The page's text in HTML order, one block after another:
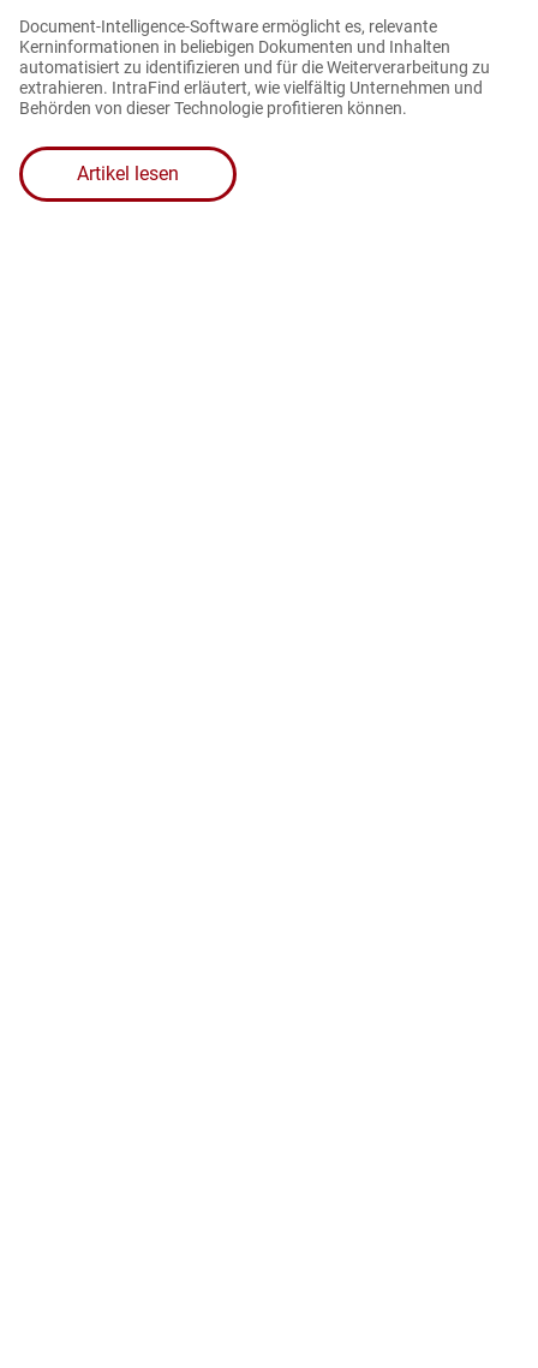
Document-Intelligence-Software ermöglicht es, relevante
Kerninformationen in beliebigen Dokumenten und Inhalten
automatisiert zu identifizieren und für die Weiterverarbeitung zu
extrahieren. IntraFind erläutert, wie vielfältig Unternehmen und
Behörden von dieser Technologie profitieren können.
Artikel lesen